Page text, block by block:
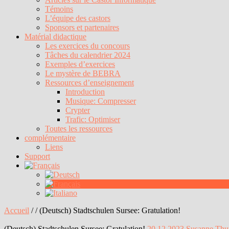
Témoins
L’équipe des castors
Sponsors et partenaires
Matérial didactique
Les exercices du concours
Tâches du calendrier 2024
Exemples d’exercices
Le mystère de BEBRA
Ressources d’enseignement
Introduction
Musique: Compresser
Crypter
Trafic: Optimiser
Toutes les ressources
complémentaire
Liens
Support
Accueil //(Deutsch) Stadtschulen Sursee: Gratulation!